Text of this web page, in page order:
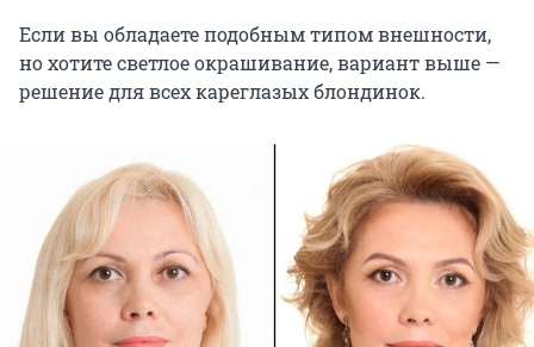
Если вы обладаете подобным типом внешности,
но хотите светлое окрашивание, вариант выше —
решение для всех кареглазых блондинок.